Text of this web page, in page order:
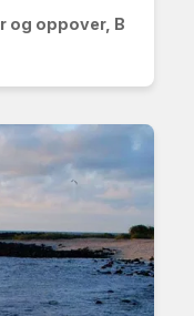
og oppover,